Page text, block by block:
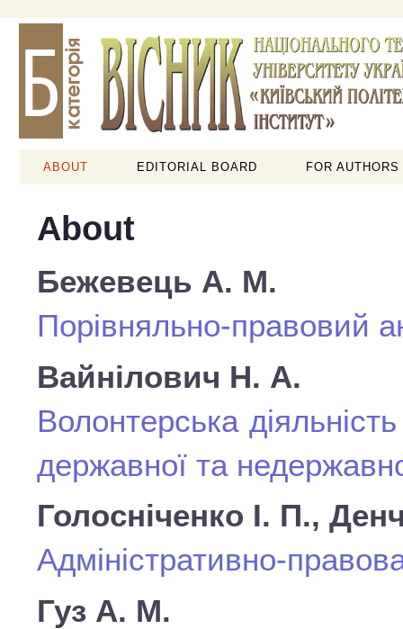
ABOUT EDITORIAL BOARD FOR AUTHORS
About
Бежевець А. М.
Порівняльно-правовий
Вайнілович Н. А.
Волонтерська
державної та
Голосніченко І. П.,
Адміністративно-
Гуз А. М.